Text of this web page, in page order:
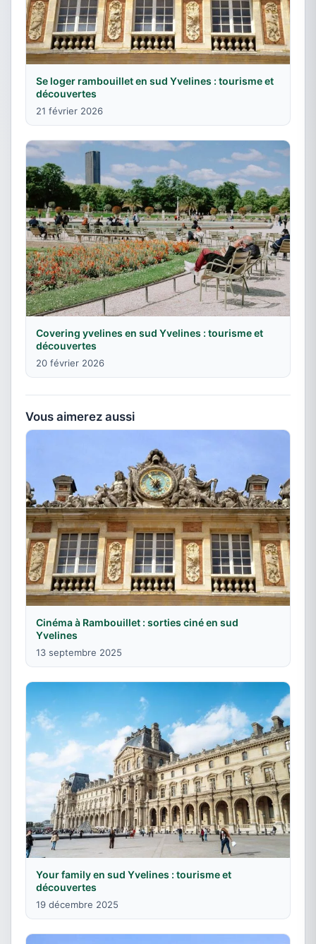
Se loger rambouillet en sud Yvelines : tourisme et
découvertes
21 février 2026
Covering yvelines en sud Yvelines : tourisme et
découvertes
20 février 2026
Vous aimerez aussi
Cinéma à Rambouillet : sorties ciné en sud
Yvelines
13 septembre 2025
Your family en sud Yvelines : tourisme et
découvertes
19 décembre 2025